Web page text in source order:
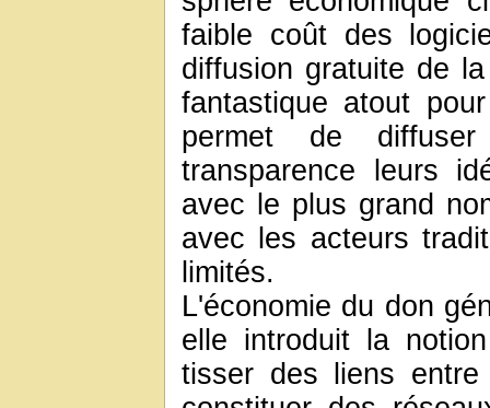
faible coût des
diffusion gratuite de
fantastique atout
permet de
transparence leurs
avec le plus grand
avec les acteurs
limités.
L'économie du don
elle introduit la
tisser des liens